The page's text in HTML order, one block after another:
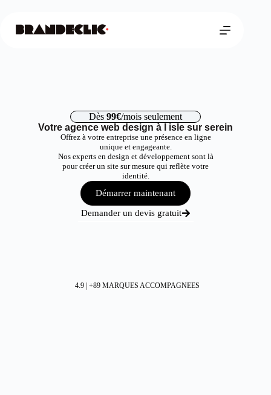
Dès 99€/mois seulement
Votre agence web design à l isle sur serein
Offrez à votre entreprise une présence en ligne
unique et engageante.
Nos experts en design et développement sont là
pour créer un site sur mesure qui reflète votre
identité.
Démarrer maintenant
Demander un devis gratuit
4.9 | +89 MARQUES ACCOMPAGNEES